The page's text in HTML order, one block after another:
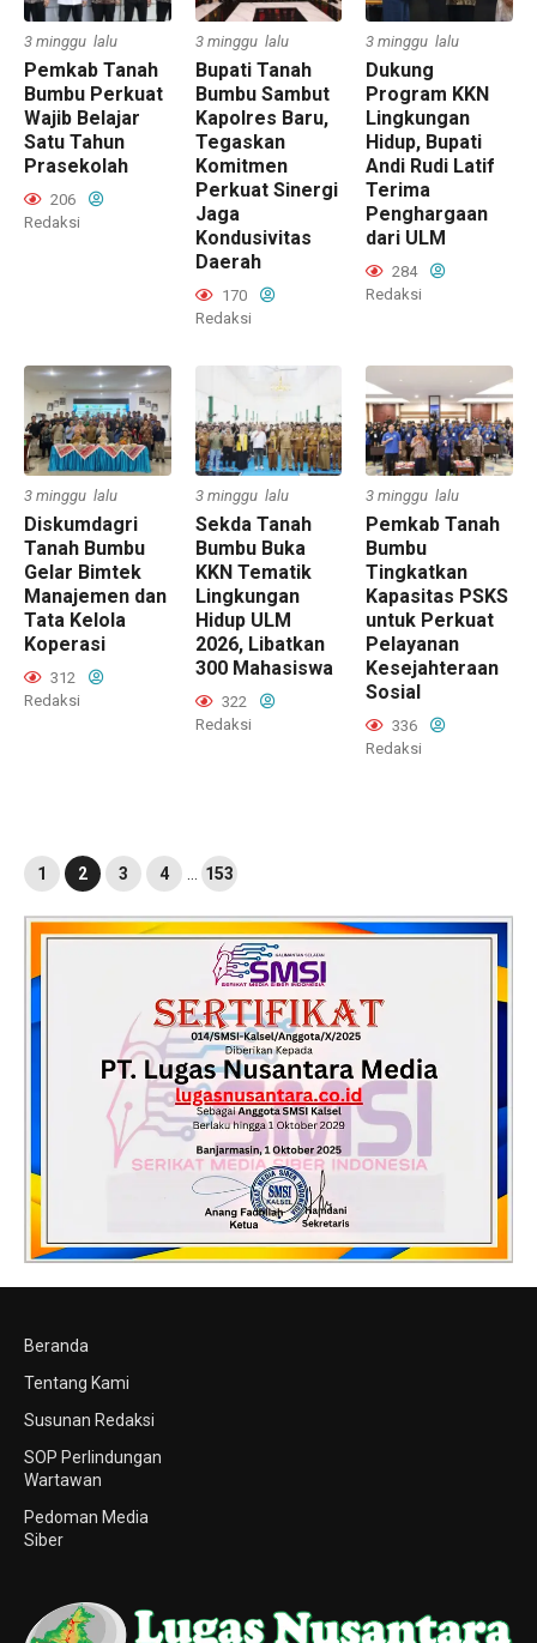
3 minggu lalu
Pemkab Tanah
Bumbu Perkuat
Wajib Belajar
Satu Tahun
Prasekolah
206
Redaksi
3 minggu lalu
Bupati Tanah
Bumbu Sambut
Kapolres Baru,
Tegaskan
Komitmen
Perkuat Sinergi
Jaga
Kondusivitas
Daerah
170
Redaksi
3 minggu lalu
Dukung
Program KKN
Lingkungan
Hidup, Bupati
Andi Rudi Latif
Terima
Penghargaan
dari ULM
284
Redaksi
3 minggu lalu
Diskumdagri
Tanah Bumbu
Gelar Bimtek
Manajemen dan
Tata Kelola
Koperasi
312
Redaksi
3 minggu lalu
Sekda Tanah
Bumbu Buka
KKN Tematik
Lingkungan
Hidup ULM
2026, Libatkan
300 Mahasiswa
322
Redaksi
3 minggu lalu
Pemkab Tanah
Bumbu
Tingkatkan
Kapasitas PSKS
untuk Perkuat
Pelayanan
Kesejahteraan
Sosial
336
Redaksi
1 2 3 4 … 153
Beranda
Tentang Kami
Susunan Redaksi
SOP Perlindungan
Wartawan
Pedoman Media
Siber